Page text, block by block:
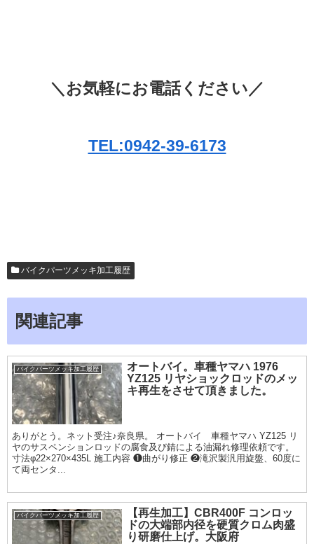
＼お気軽にお電話ください／
TEL:0942-39-6173
バイクパーツメッキ加工履歴
関連記事
バイクパーツメッキ加工履歴
オートバイ。車種ヤマハ 1976
YZ125 リヤショックロッドのメッ
キ再生をさせて頂きました。
ありがとう。ネット受注♪奈良県。 オートバイ 車種ヤマハ YZ125 リ
ヤのサスペンションロッドの腐食及び錆による油漏れ修理依頼です。
寸法φ22×270×435L 施工内容 ❶曲がり修正 ❷滝沢製汎用旋盤、60度に
て両センタ...
バイクパーツメッキ加工履歴
【再生加工】CBR400F コンロッ
ドの大端部内径を硬質クロム肉盛
り研磨仕上げ。大阪府